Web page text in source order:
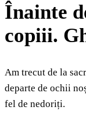
Înainte
copiii.
Am trecut de la
departe de ochii
fel de nedoriți.